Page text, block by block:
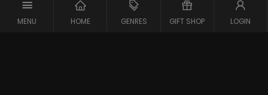
MENU HOME GENRES GIFT SHOP LOGIN